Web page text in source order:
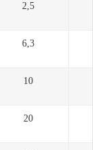
2,5
6,3
10
20